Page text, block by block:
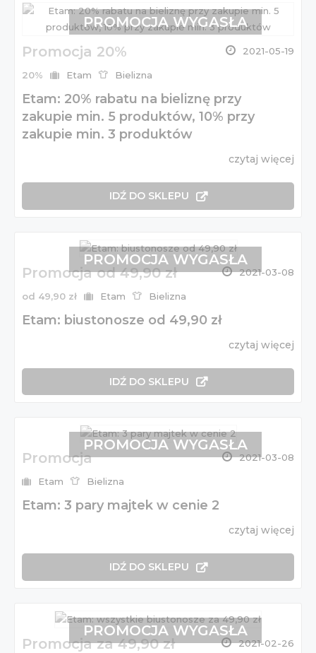
Promocja 20% 2021-05-19
20% Etam Bielizna
Etam: 20% rabatu na bieliznę przy
zakupie min. 5 produktów, 10% przy
zakupie min. 3 produktów
czytaj więcej
IDŹ DO SKLEPU
PROMOCJA WYGASŁA
Promocja od 49,90 zł 2021-03-08
od 49,90 zł Etam Bielizna
Etam: biustonosze od 49,90 zł
czytaj więcej
IDŹ DO SKLEPU
PROMOCJA WYGASŁA
Promocja 2021-03-08
Etam Bielizna
Etam: 3 pary majtek w cenie 2
czytaj więcej
IDŹ DO SKLEPU
PROMOCJA WYGASŁA
Promocja za 49,90 zł 2021-02-26
PROMOCJA WYGASŁA